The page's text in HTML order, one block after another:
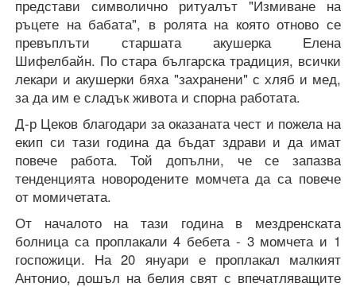
представи символично ритуалът "Измиване на
ръцете на бабата", в ролята на която отново се
превъплъти старшата акушерка Елена
Шифелбайн. По стара българска традиция, всички
лекари и акушерки бяха "захранени" с хляб и мед,
за да им е сладък живота и спорна работата.
Д-р Цеков благодари за оказаната чест и пожела на
екип си тази година да бъдат здрави и да имат
повече работа. Той допълни, че се запазва
тенденцията новородените момчета да са повече
от момичетата.
От началото на тази година в мездренската
болница са проплакали 4 бебета - 3 момчета и 1
госпожици. На 20 януари е проплакал малкият
Антонио, дошъл на белия свят с впечатляващите